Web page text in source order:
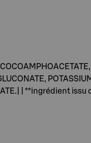
| **ingrédient issu